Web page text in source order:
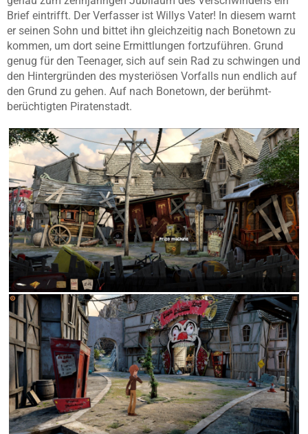
Brief eintrifft. Der Verfasser ist Willys Vater! In diesem warnt
er seinen Sohn und bittet ihn gleichzeitig nach Bonetown zu
kommen, um dort seine Ermittlungen fortzuführen. Grund
genug für den Teenager, sich auf sein Rad zu schwingen und
den Hintergründen des mysteriösen Vorfalls nun endlich auf
den Grund zu gehen. Auf nach Bonetown, der berühmt-
berüchtigten Piratenstadt.